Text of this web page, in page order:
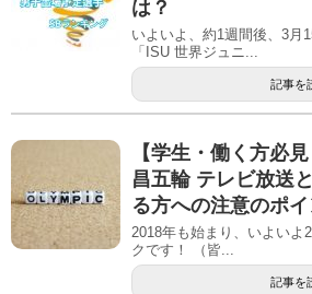
は？
いよいよ、約1週間後、3月
「ISU 世界ジュニ...
記事を
【学生・働く方必
昌五輪 テレビ放送
る方への注意のポイ
2018年も始まり、いよいよ
クです！ （皆...
記事を